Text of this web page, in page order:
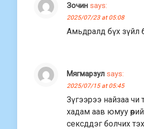
Зочин says:
2025/07/23 at 05:08
Амьдралд бүх зүйл
Мягмарзул says:
2025/07/15 at 05:45
Зүгээрээ найзаа чи
хадам аав юмуу
сексддэг болчих